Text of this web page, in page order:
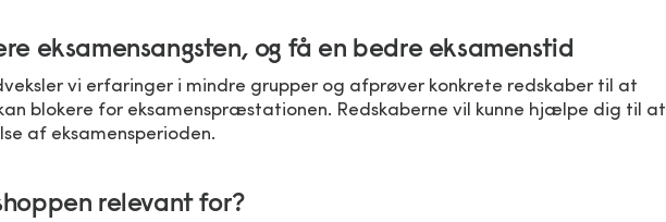
eksamensangsten, og få en bedre eksamenstid
vi erfaringer i mindre grupper og afprøver konkrete redskaber til at
blokere for eksamenspræstationen. Redskaberne vil kunne hjælpe dig til at
af eksamensperioden.
relevant for?